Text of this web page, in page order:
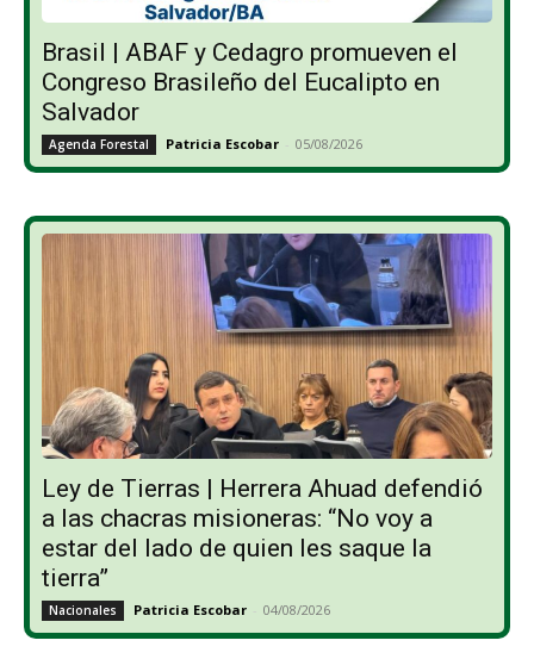
Brasil | ABAF y Cedagro promueven el
Congreso Brasileño del Eucalipto en
Salvador
Agenda Forestal Patricia Escobar - 05/08/2026
Ley de Tierras | Herrera Ahuad defendió
a las chacras misioneras: “No voy a
estar del lado de quien les saque la
tierra”
Nacionales Patricia Escobar - 04/08/2026